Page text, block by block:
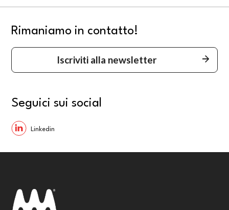
Rimaniamo in contatto!
Iscriviti alla newsletter
Seguici sui social